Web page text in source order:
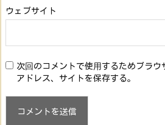
ウェブサイト
次回のコメントで使用するためブラ
アドレス、サイトを保存する。